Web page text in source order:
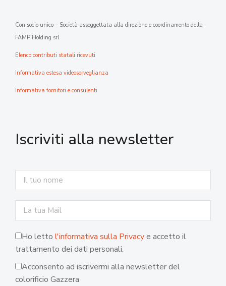
Con socio unico – Società assoggettata alla direzione e coordinamento della
FAMP Holding srl
Elenco contributi statali ricevuti
Informativa estesa videosorveglianza
Informativa fornitori e consulenti
Iscriviti alla newsletter
Ho letto l'informativa sulla Privacye accetto il
trattamento dei dati personali.
Acconsento ad iscrivermi alla newsletter del
colorificio Gazzera